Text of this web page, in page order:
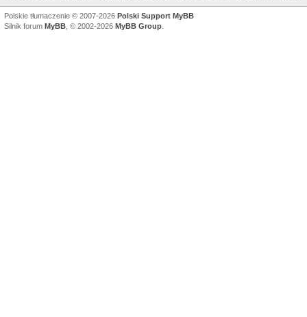
Polskie tłumaczenie © 2007-2026 Polski Support MyBB
Silnik forum MyBB , © 2002-2026 MyBB Group